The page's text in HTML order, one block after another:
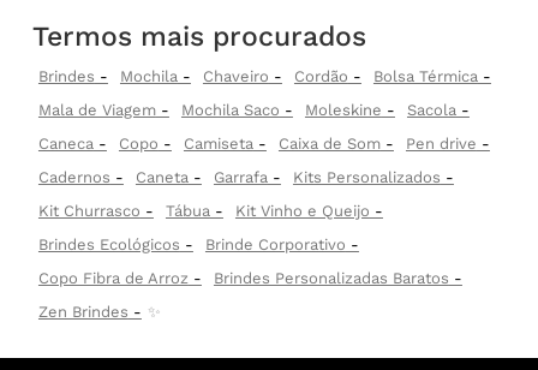
Termos mais procurados
Brindes Mochila Chaveiro Cordão
Bolsa Térmica
Mala de Viagem
Mochila Saco Moleskine
Sacola
Caneca
Copo Camiseta Caixa de Som
Pen drive
Cadernos
Caneta Garrafa
Kits Personalizados
Kit Churrasco
Tábua
Kit Vinho e Queijo
Brindes Ecológicos
Brinde Corporativo
Copo Fibra de Arroz
Brindes Personalizadas Baratos
Zen Brindes
✨